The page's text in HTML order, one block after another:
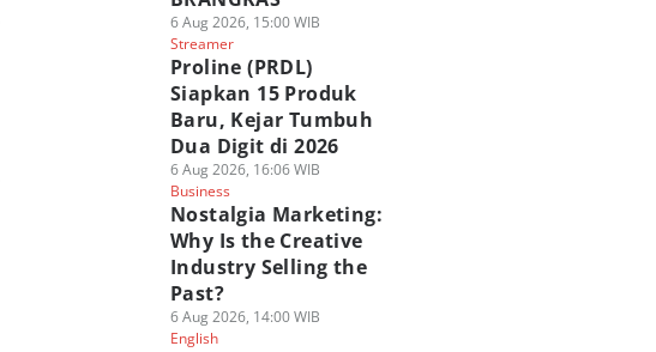
6 Aug 2026, 15:00 WIB
Streamer
Proline (PRDL)
Siapkan 15 Produk
Baru, Kejar Tumbuh
Dua Digit di 2026
6 Aug 2026, 16:06 WIB
Business
Nostalgia Marketing:
Why Is the Creative
Industry Selling the
Past?
6 Aug 2026, 14:00 WIB
English